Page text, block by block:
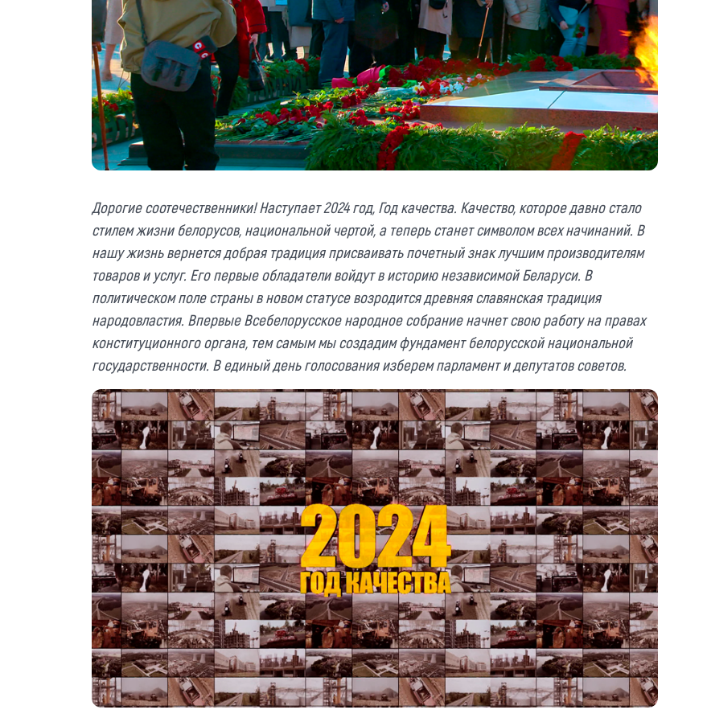
Дорогие соотечественники! Наступает 2024 год, Год качества. Качество, которое давно стало
стилем жизни белорусов, национальной чертой, а теперь станет символом всех начинаний. В
нашу жизнь вернется добрая традиция присваивать почетный знак лучшим производителям
товаров и услуг. Его первые обладатели войдут в историю независимой Беларуси. В
политическом поле страны в новом статусе возродится древняя славянская традиция
народовластия. Впервые Всебелорусское народное собрание начнет свою работу на правах
конституционного органа, тем самым мы создадим фундамент белорусской национальной
государственности. В единый день голосования изберем парламент и депутатов советов.